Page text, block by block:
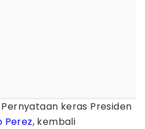
Pernyataan keras Presiden
Perez, kembali